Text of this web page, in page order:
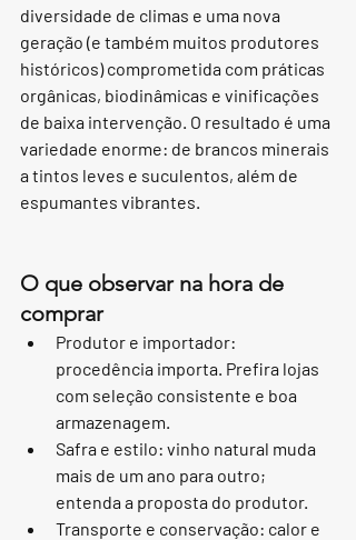
diversidade de climas e uma nova
geração (e também muitos produtores
históricos) comprometida com práticas
orgânicas, biodinâmicas e vinificações
de baixa intervenção. O resultado é uma
variedade enorme: de brancos minerais
a tintos leves e suculentos, além de
espumantes vibrantes.
O que observar na hora de
comprar
Produtor e importador:
procedência importa. Prefira lojas
com seleção consistente e boa
armazenagem.
Safra e estilo: vinho natural muda
mais de um ano para outro;
entenda a proposta do produtor.
Transporte e conservação: calor e